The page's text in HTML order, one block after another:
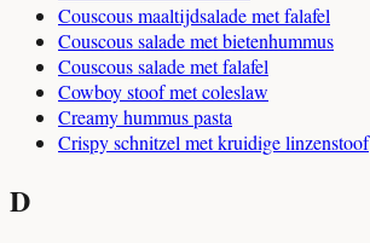
Couscous maaltijdsalade met falafel
Couscous salade met bietenhummus
Couscous salade met falafel
Cowboy stoof met coleslaw
Creamy hummus pasta
Crispy schnitzel met kruidige linzenstoof
D